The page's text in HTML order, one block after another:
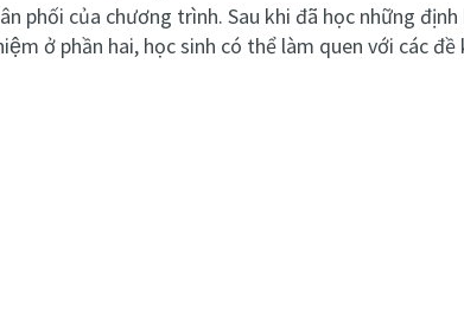
phối của chương trình. Sau khi đã học những
ở phần hai, học sinh có thể làm quen với các